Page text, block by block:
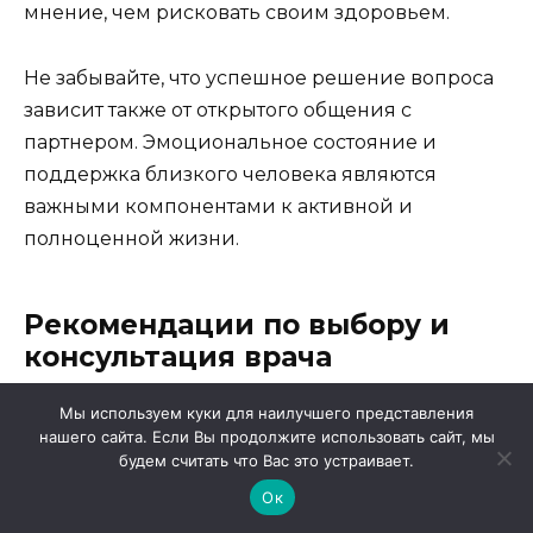
мнение, чем рисковать своим здоровьем.
Не забывайте, что успешное решение вопроса
зависит также от открытого общения с
партнером. Эмоциональное состояние и
поддержка близкого человека являются
важными компонентами к активной и
полноценной жизни.
Рекомендации по выбору и
консультация врача
Консультация специалистаиграет ключевую
роль в этом процессе. Врач поможет оценить
общее состояние здоровья, определить
возможные противопоказания и подобрать
Мы используем куки для наилучшего представления
нашего сайта. Если Вы продолжите использовать сайт, мы
будем считать что Вас это устраивает.
Ок